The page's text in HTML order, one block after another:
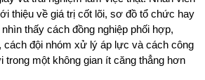
thiệu về giá trị cốt lõi, sơ đồ tổ chức hay
thấy cách đồng nghiệp phối hợp,
cách đội nhóm xử lý áp lực và cách công
một không gian ít căng thẳng hơn